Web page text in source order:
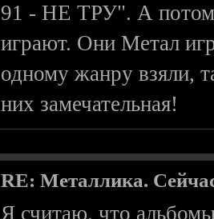
91 - НЕ ТРУ". А потом
играют. Они Метал
одному жанру взяли,
них замечательная!
RE: Металлика.
Я считаю, что